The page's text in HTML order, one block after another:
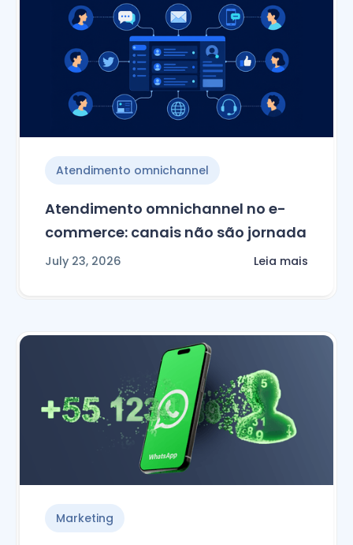
Atendimento omnichannel
Atendimento omnichannel no e-
commerce: canais não são jornada
July 23, 2026 Leia mais
Marketing